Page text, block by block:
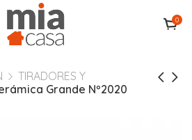
0
TIRADORES Y
Grande Nº2020